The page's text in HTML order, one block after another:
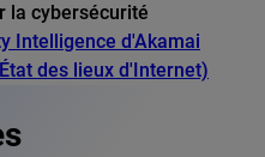
la cybersécurité
Intelligence d'Akamai
des lieux d'Internet)